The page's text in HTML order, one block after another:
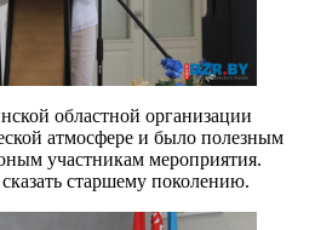
областной организации
атмосфере и было полезным
участникам мероприятия.
старшему поколению.